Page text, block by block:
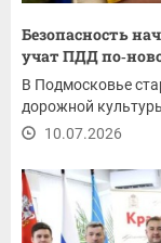
Безопасность
учат ПДД
В Подмосковье
дорожной
10.07.2026